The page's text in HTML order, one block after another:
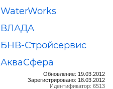
WaterWorks
ВЛАДА
БНВ-Стройсервис
АкваСфера
Обновление: 19.03.2012
Зарегистрировано: 18.03.2012
Идентификатор: 6513